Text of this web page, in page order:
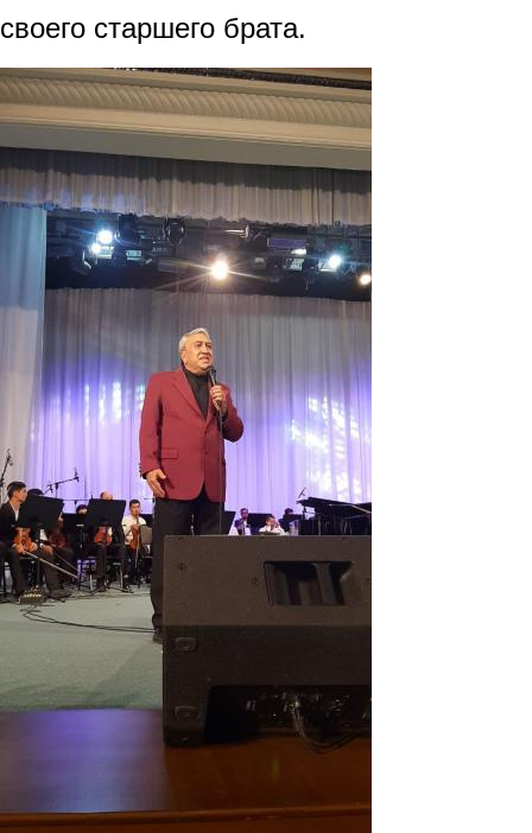
своего старшего брата.